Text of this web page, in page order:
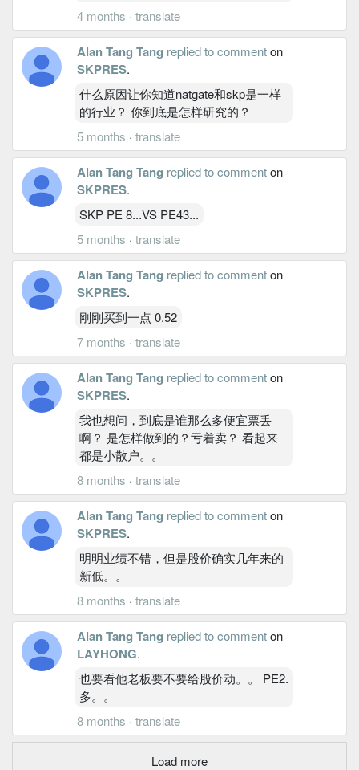
4 months · translate
Alan Tang Tang replied to commenton
SKPRES.
什么原因让你知道natgate和skp是一样
的行业？ 你到底是怎样研究的？
5 months · translate
Alan Tang Tang replied to commenton
SKPRES.
SKP PE 8...VS PE43...
5 months · translate
Alan Tang Tang replied to commenton
SKPRES.
刚刚买到一点 0.52
7 months · translate
Alan Tang Tang replied to commenton
SKPRES.
我也想问，到底是谁那么多便宜票丢
啊？ 是怎样做到的？亏着卖？ 看起来
都是小散户。。
8 months · translate
Alan Tang Tang replied to commenton
SKPRES.
明明业绩不错，但是股价确实几年来的
新低。。
8 months · translate
Alan Tang Tang replied to commenton
LAYHONG.
也要看他老板要不要给股价动。。 PE2.
多。。
8 months · translate
Load more